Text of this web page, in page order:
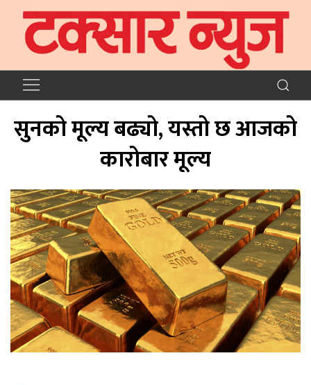
सुनको मूल्य बढ्यो, यस्तो छ आजको
कारोबार मूल्य